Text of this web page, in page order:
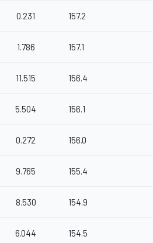
0.231 157.2
1.786 157.1
11.515 156.4
5.504 156.1
0.272 156.0
9.765 155.4
8.530 154.9
6.044 154.5